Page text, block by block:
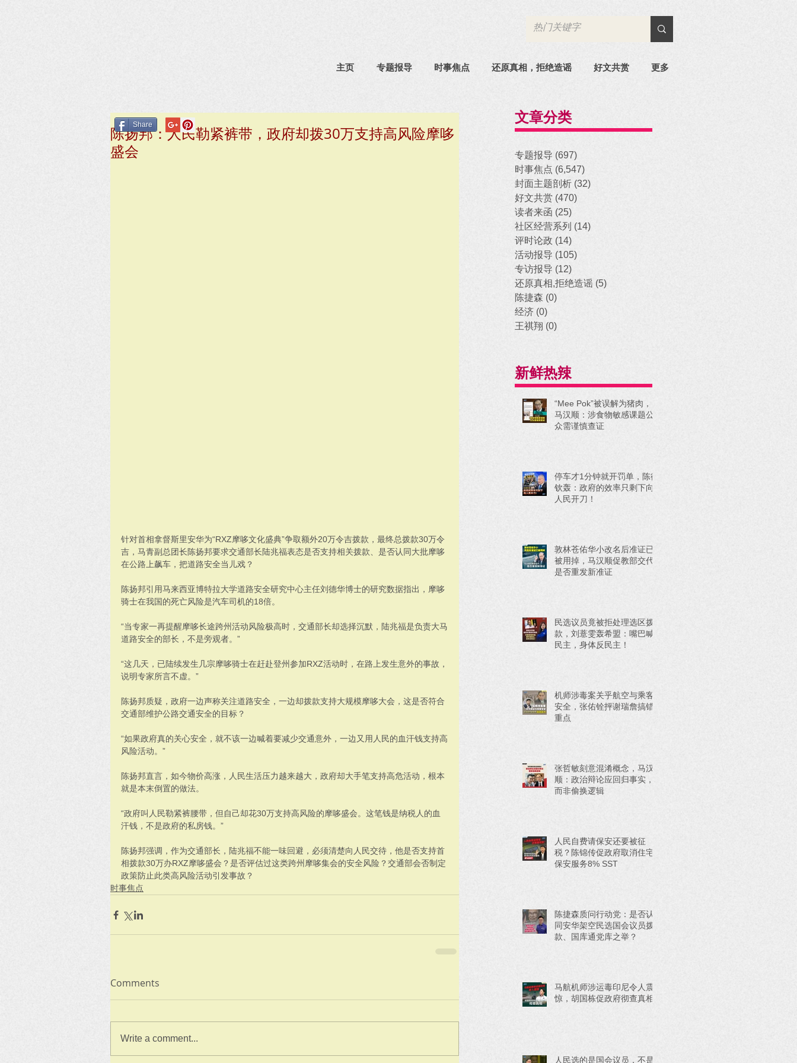
主页 专题报导 时事焦点 还原真相，拒绝造谣 好文共赏 更多
陈扬邦：人民勒紧裤带，政府却拨30万支持高风险摩哆
盛会
针对首相拿督斯里安华为“RXZ摩哆文化盛典”争取额外20万令吉拨款，最终总拨款30万令
吉，马青副总团长陈扬邦要求交通部长陆兆福表态是否支持相关拨款、是否认同大批摩哆
在公路上飙车，把道路安全当儿戏？
陈扬邦引用马来西亚博特拉大学道路安全研究中心主任刘德华博士的研究数据指出，摩哆
骑士在我国的死亡风险是汽车司机的18倍。
“当专家一再提醒摩哆长途跨州活动风险极高时，交通部长却选择沉默，陆兆福是负责大马
道路安全的部长，不是旁观者。”
“这几天，已陆续发生几宗摩哆骑士在赶赴登州参加RXZ活动时，在路上发生意外的事故，
说明专家所言不虚。”
陈扬邦质疑，政府一边声称关注道路安全，一边却拨款支持大规模摩哆大会，这是否符合
交通部维护公路交通安全的目标？
“如果政府真的关心安全，就不该一边喊着要减少交通意外，一边又用人民的血汗钱支持高
风险活动。”
陈扬邦直言，如今物价高涨，人民生活压力越来越大，政府却大手笔支持高危活动，根本
就是本末倒置的做法。
“政府叫人民勒紧裤腰带，但自己却花30万支持高风险的摩哆盛会。这笔钱是纳税人的血
汗钱，不是政府的私房钱。”
陈扬邦强调，作为交通部长，陆兆福不能一味回避，必须清楚向人民交待，他是否支持首
相拨款30万办RXZ摩哆盛会？是否评估过这类跨州摩哆集会的安全风险？交通部会否制定
政策防止此类高风险活动引发事故？
时事焦点
Comments
Write a comment...
Share 文章分类
专题报导 (697)
时事焦点 (6,547)
封面主题剖析 (32)
好文共赏 (470)
读者来函 (25)
社区经营系列 (14)
评时论政 (14)
活动报导 (105)
专访报导 (12)
还原真相,拒绝造谣 (5)
陈捷森 (0)
经济 (0)
王祺翔 (0)
新鲜热辣
“Mee Pok”被误解为猪肉，
马汉顺：涉食物敏感课题公
众需谨慎查证
停车才1分钟就开罚单，陈德
钦轰：政府的效率只剩下向
人民开刀！
敦林苍佑华小改名后准证已
被用掉，马汉顺促教部交代
是否重发新准证
民选议员竟被拒处理选区拨
款，刘薏雯轰希盟：嘴巴喊
民主，身体反民主！
机师涉毒案关乎航空与乘客
安全，张佑铨抨谢瑞詹搞错
重点
张哲敏刻意混淆概念，马汉
顺：政治辩论应回归事实，
而非偷换逻辑
人民自费请保安还要被征
税？陈锦传促政府取消住宅
保安服务8% SST
陈捷森质问行动党：是否认
同安华架空民选国会议员拨
款、国库通党库之举？
马航机师涉运毒印尼令人震
惊，胡国栋促政府彻查真相
人民选的是国会议员，不是